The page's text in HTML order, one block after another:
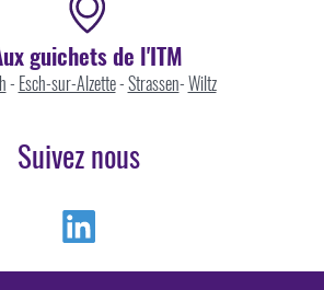
guichets de l'ITM
- Esch-sur-Alzette-Strassen-Wiltz
Suivez nous